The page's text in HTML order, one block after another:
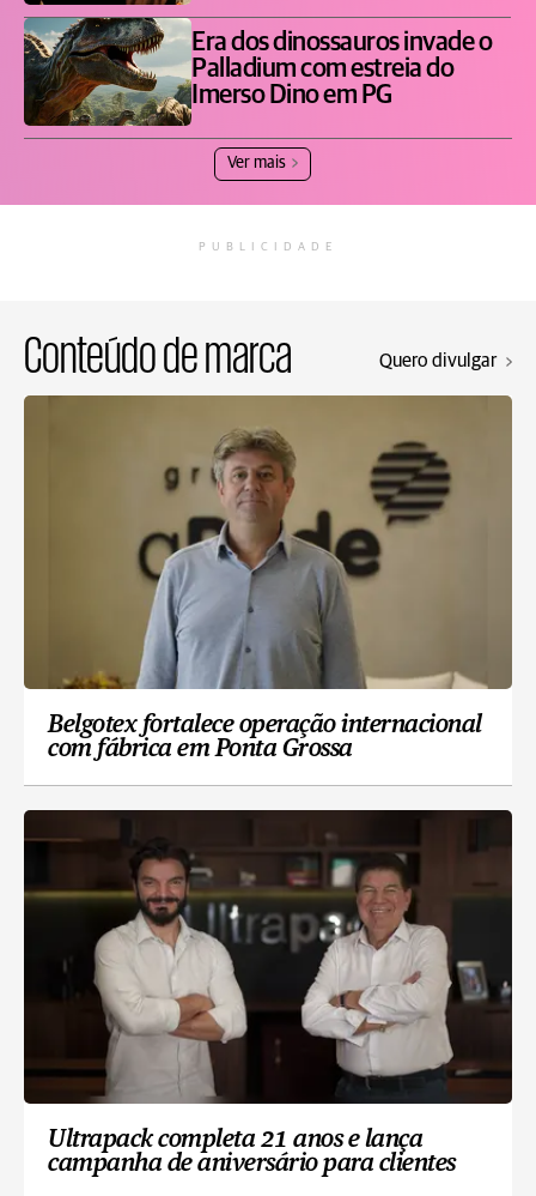
Era dos dinossauros invade o
Palladium com estreia do
Imerso Dino em PG
Ver mais
PUBLICIDADE
Conteúdo de marca Quero divulgar
Belgotex fortalece operação internacional
com fábrica em Ponta Grossa
Ultrapack completa 21 anos e lança
campanha de aniversário para clientes